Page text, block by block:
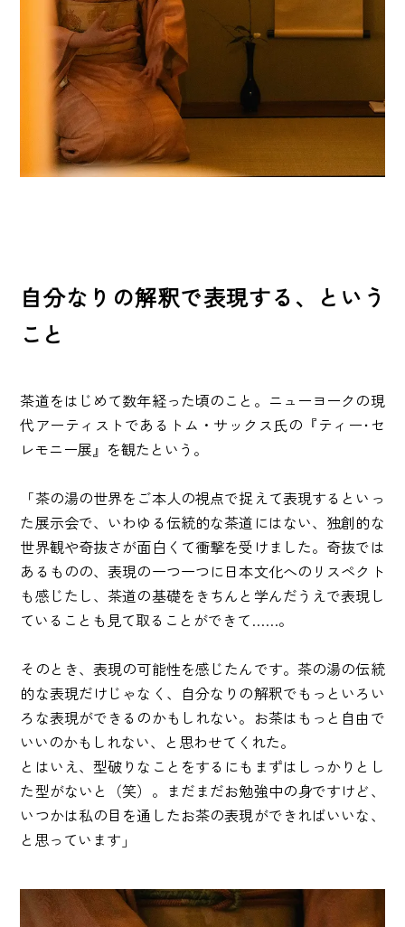
自分なりの解釈で表現する、という
こと
茶道をはじめて数年経った頃のこと。ニューヨークの現
代アーティストであるトム・サックス氏の『ティー･セ
レモニー展』を観たという。
「茶の湯の世界をご本人の視点で捉えて表現するといっ
た展示会で、いわゆる伝統的な茶道にはない、独創的な
世界観や奇抜さが面白くて衝撃を受けました。奇抜では
あるものの、表現の一つ一つに日本文化へのリスペクト
も感じたし、茶道の基礎をきちんと学んだうえで表現し
ていることも見て取ることができて……。
そのとき、表現の可能性を感じたんです。茶の湯の伝統
的な表現だけじゃなく、自分なりの解釈でもっといろい
ろな表現ができるのかもしれない。お茶はもっと自由で
いいのかもしれない、と思わせてくれた。
とはいえ、型破りなことをするにもまずはしっかりとし
た型がないと（笑）。まだまだお勉強中の身ですけど、
いつかは私の目を通したお茶の表現ができればいいな、
と思っています」